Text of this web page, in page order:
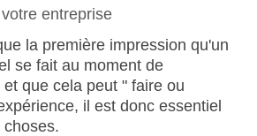
entreprise
la première impression qu'un
se fait au moment de
que cela peut " faire ou
il est donc essentiel